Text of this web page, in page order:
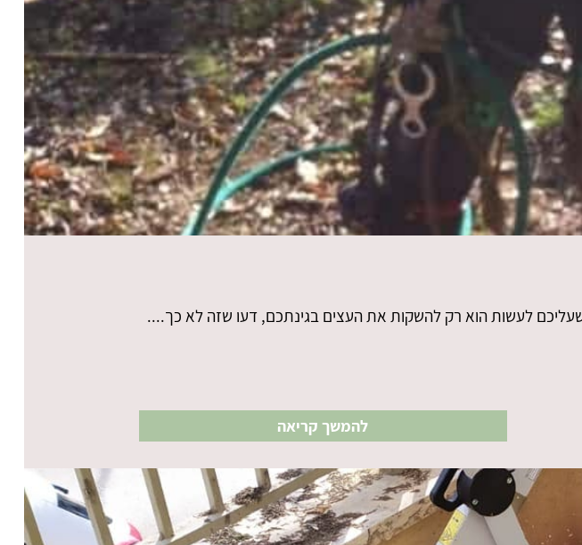
לעשות הוא רק להשקות את העצים בגינתכם, דעו שזה לא כך....
להמשך קריאה